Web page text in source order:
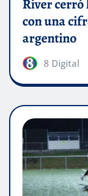
River cerró
con una
argentino
8 Digital